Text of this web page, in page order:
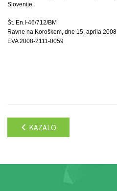
Slovenije.
Št. En.I-46/712/BM
Ravne na Koroškem, dne 15. aprila 2008
EVA 2008-2111-0059
KAZALO